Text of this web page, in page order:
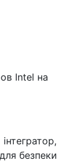
безпеки